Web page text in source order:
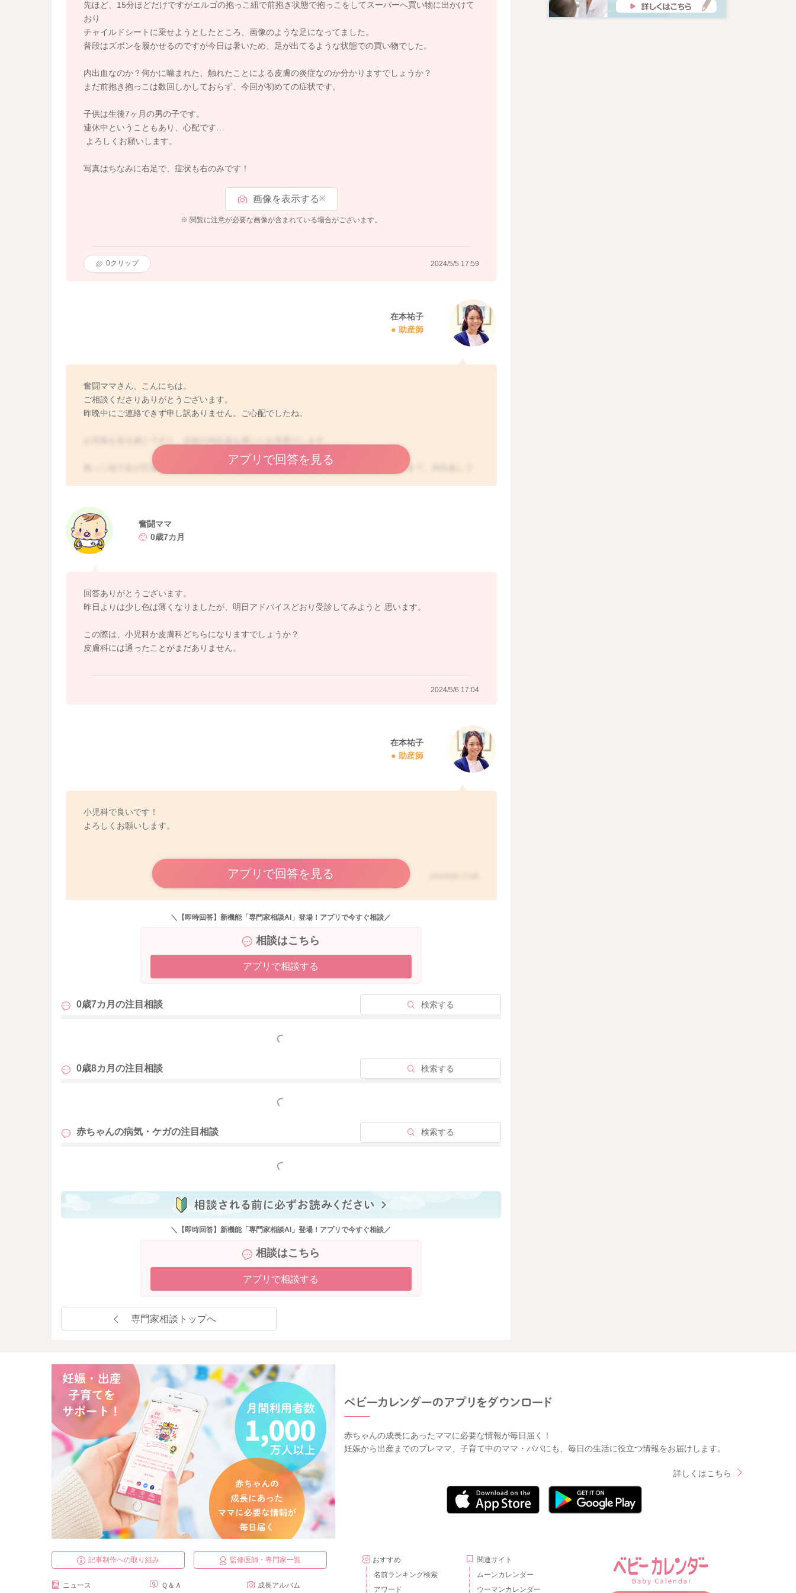
先ほど、15分ほどだけですがエルゴの抱っこ紐で前抱き状態で抱っこをしてスーパーへ買い物に出かけて
おり
チャイルドシートに乗せようとしたところ、画像のような足になってました。
普段はズボンを履かせるのですが今日は暑いため、足が出てるような状態での買い物でした。
内出血なのか？何かに噛まれた、触れたことによる皮膚の炎症なのか分かりますでしょうか？
まだ前抱き抱っこは数回しかしておらず、今回が初めての症状です。
子供は生後7ヶ月の男の子です。
連休中ということもあり、心配です…
よろしくお願いします。
写真はちなみに右足で、症状も右のみです！
画像を表示する※
※ 閲覧に注意が必要な画像が含まれている場合がございます。
0クリップ 2024/5/5 17:59
在本祐子
助産師
奮闘ママさん、こんにちは。
ご相談くださりありがとうございます。
昨晩中にご連絡できず申し訳ありません。ご心配でしたね。
抱っこ紐で足が圧迫されたり、強く泣いた際に内出血をすることもあるのですが、ここまで、内出血して
アプリで回答を見る
奮闘ママ
0歳7カ月
回答ありがとうございます。
昨日よりは少し色は薄くなりましたが、明日アドバイスどおり受診してみようと 思います。
この際は、小児科か皮膚科どちらになりますでしょうか？
皮膚科には通ったことがまだありません。
2024/5/6 17:04
在本祐子
助産師
小児科で良いです！
よろしくお願いします。
アプリで回答を見る
＼【即時回答】新機能「専門家相談AI」登場！アプリで今すぐ相談／
相談はこちら
アプリで相談する
0歳7カ月の注目相談 検索する
もっと見る
0歳8カ月の注目相談 検索する
もっと見る
赤ちゃんの病気・ケガの注目相談 検索する
もっと見る
＼【即時回答】新機能「専門家相談AI」登場！アプリで今すぐ相談／
相談はこちら
アプリで相談する
専門家相談トップへ
赤ちゃんの成長にあったママに必要な情報が毎日届く！
妊娠から出産までのプレママ、子育て中のママ・パパにも、毎日の生活に役立つ情報をお届けします。
詳しくはこちら
記事制作への取り組み 監修医師・専門家一覧
ニュース Ｑ＆Ａ 成長アルバム
おすすめ
名前ランキング検索
アワード
関連サイト
ムーンカレンダー
ウーマンカレンダー